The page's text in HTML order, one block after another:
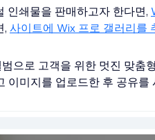
인쇄물을 판매하고자 한다면,
, 사이트에 Wix 프로 갤러리를
으로 고객을 위한 멋진 맞춤
이미지를 업로드한 후 공유를